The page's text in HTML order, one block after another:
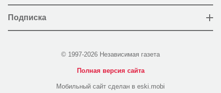
Подписка
© 1997-2026 Независимая газета
Полная версия сайта
Мобильный сайт сделан в eski.mobi